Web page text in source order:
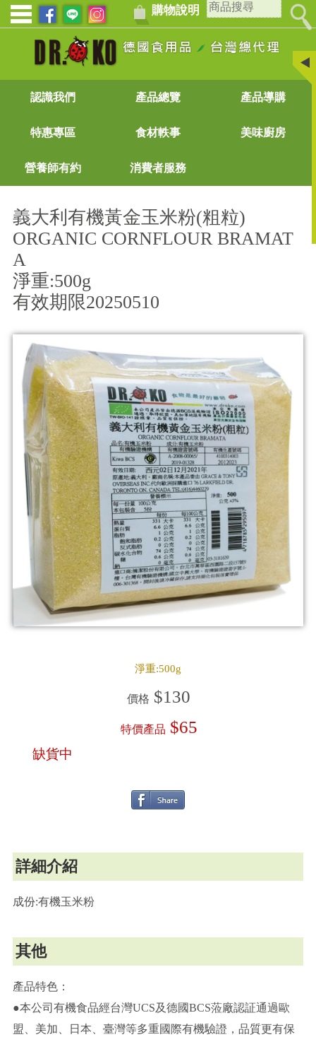
購物說明
認識我們 產品總覽 產品導購
特惠專區 食材軼事 美味廚房
營養師有約 消費者服務
義大利有機黃金玉米粉(粗粒)
ORGANIC CORNFLOUR BRAMAT
A
淨重:500g
有效期限20250510
淨重:500g
價格 $130
特價產品 $65
缺貨中
詳細介紹
成份:有機玉米粉
其他
產品特色：
●本公司有機食品經台灣UCS及德國BCS蒞廠認証通過歐
盟、美加、日本、臺灣等多重國際有機驗證，品質更有保